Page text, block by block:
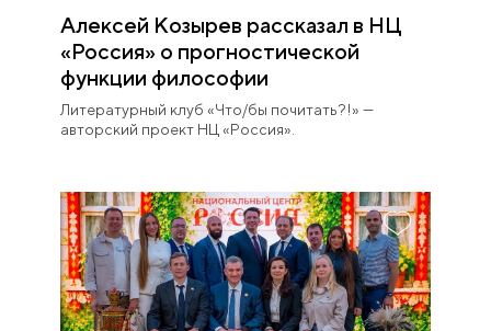
Алексей Козырев рассказал в НЦ
«Россия» о прогностической
функции философии
Литературный клуб «Что/бы почитать?!» —
авторский проект НЦ «Россия».